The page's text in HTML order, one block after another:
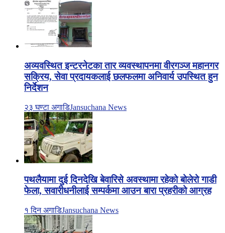
अव्यवस्थित इन्टरनेटका तार व्यवस्थापनमा वीरगञ्ज महानगर
सक्रिय, सेवा प्रदायकलाई छलफलमा अनिवार्य उपस्थित हुन
निर्देशन
२३ घण्टा अगाडिJansuchana News
पथलैयामा दुई दिनदेखि बेवारिसे अवस्थामा रहेको बोलेरो गाडी
फेला, सवारीधनीलाई सम्पर्कमा आउन बारा प्रहरीको आग्रह
१ दिन अगाडिJansuchana News